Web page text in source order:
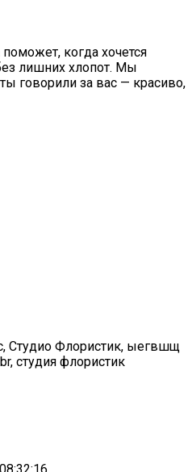
когда хочется
лишних хлопот. Мы
говорили за вас — красиво,
Студио Флористик, ыегвшщ
студия флористик